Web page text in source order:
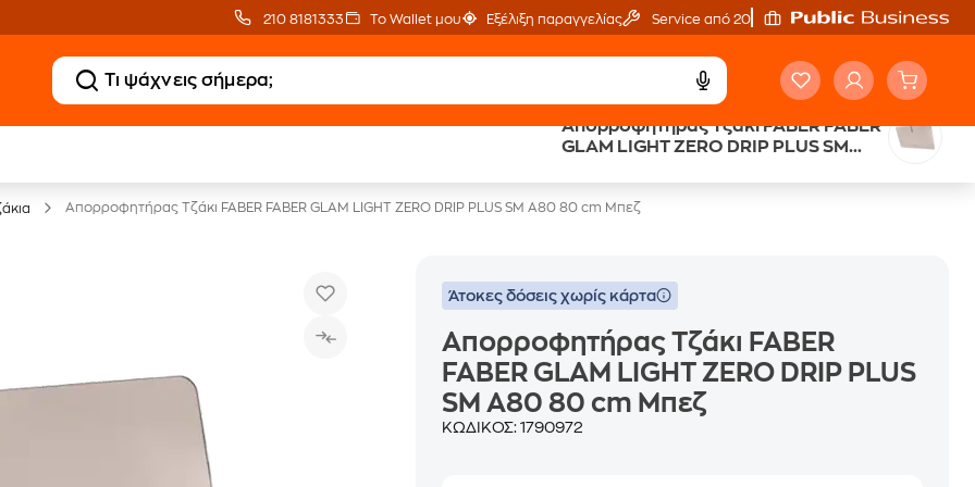
210 8181333 Το Wallet μου Εξέλιξη παραγγελίας Service από 20'
Απορροφητήρας Τζάκι FABER FABER
GLAM LIGHT ZERO DRIP PLUS SM
Public επιστροφή €
Απορροφητήρας Τζάκι FABER FABER GLAM LIGHT ZERO DRIP PLUS SM A80 80 cm Μπεζ
Άτοκες δόσεις χωρίς κάρτα
Απορροφητήρας Τζάκι FABER
FABER GLAM LIGHT ZERO DRIP PLUS
SM A80 80 cm Μπεζ
ΚΩΔΙΚΟΣ:1790972